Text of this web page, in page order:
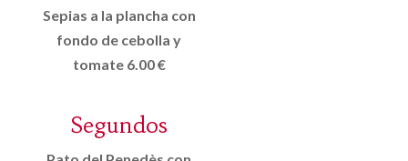
Sepias a la plancha con
fondo de cebolla y
tomate 6.00 €
Segundos